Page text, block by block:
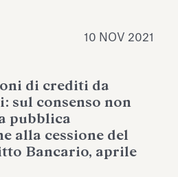
inaugura la
Chiomenti
10 NOV 2021
di crediti da
sul consenso non
pubblica
alla cessione del
Bancario, aprile